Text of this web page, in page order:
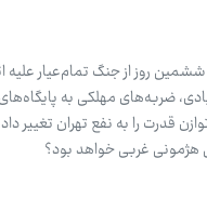
روز از جنگ تمام‌عیار علیه
سنگین خرمشهر ۴ و حملات ترکیبی پهپادی، ضربه‌های مهلکی
قدرت را به نفع تهران تغییر
هژمونی غربی خواهد بود؟